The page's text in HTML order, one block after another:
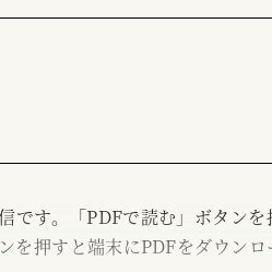
です。「PDFで読む」ボタン
を押すと端末にPDFをダウン